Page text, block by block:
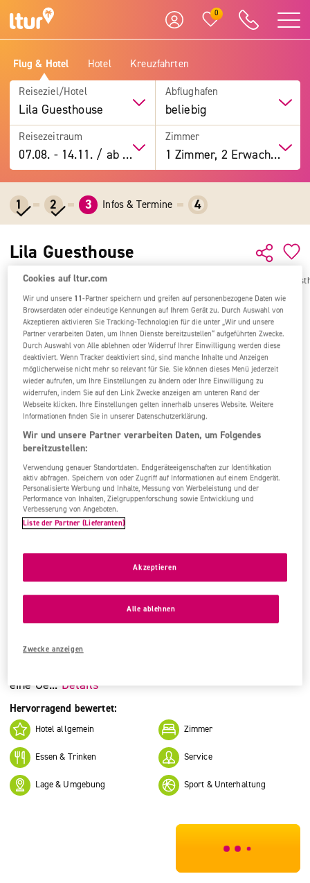
0
Flug & Hotel Hotel Kreuzfahrten
Reiseziel/Hotel
Lila Guesthouse
Abflughafen
beliebig
Reisezeitraum
07.08. -14.11. / ab 7 Tage
Zimmer
1 Zimmer, 2 Erwachsene
1 2 3 Infos & Termine 4
Lila Guesthouse
Alle Ziele Griechenland Lila
100% 6,0/6 1 Bew.
Dieses Hotel verfügt über einen Aufzug und eine
eine Ge... Details
Hervorragend bewertet:
Hotel allgemein Zimmer
Essen & Trinken Service
Lage & Umgebung Sport & Unterhaltung
***************
Cookies auf ltur.com
Wir und unsere 11-Partner speichern und greifen auf personenbezogene Daten wie
Browserdaten oder eindeutige Kennungen auf Ihrem Gerät zu. Durch Auswahl von
Akzeptieren aktivieren Sie Tracking-Technologien für die unter „Wir und unsere
Partner verarbeiten Daten, um Ihnen Dienste bereitzustellen“ aufgeführten Zwecke.
Durch Auswahl von Alle ablehnen oder Widerruf Ihrer Einwilligung werden diese
deaktiviert. Wenn Tracker deaktiviert sind, sind manche Inhalte und Anzeigen
möglicherweise nicht mehr so relevant für Sie. Sie können dieses Menü jederzeit
wieder aufrufen, um Ihre Einstellungen zu ändern oder Ihre Einwilligung zu
widerrufen, indem Sie auf den Link Zwecke anzeigen am unteren Rand der
Webseite klicken. Ihre Einstellungen gelten innerhalb unseres Website. Weitere
Informationen finden Sie in unserer Datenschutzerklärung.
Wir und unsere Partner verarbeiten Daten, um Folgendes
bereitzustellen:
Verwendung genauer Standortdaten. Endgeräteeigenschaften zur Identifikation
aktiv abfragen. Speichern von oder Zugriff auf Informationen auf einem Endgerät.
Personalisierte Werbung und Inhalte, Messung von Werbeleistung und der
Performance von Inhalten, Zielgruppenforschung sowie Entwicklung und
Verbesserung von Angeboten.
Liste der Partner (Lieferanten)
Zwecke anzeigen
Alle ablehnen
Akzeptieren